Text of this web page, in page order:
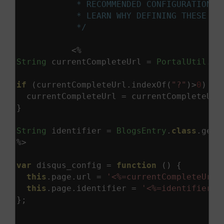
* RECOMMENDED CONFIGURATION
* LEARN WHY DEFINING THESE
            */
<%
String
currentCompleteUrl = PortalUtil
if ( currentCompleteUrl . indexOf ( "?" )>0 )
  currentCompleteUrl
= currentCompleteUrl
}
String identifier = BlogsEntry . class .
%>
var disqus_config = function ()
{
this . page . url =
this . page . identifier =
};